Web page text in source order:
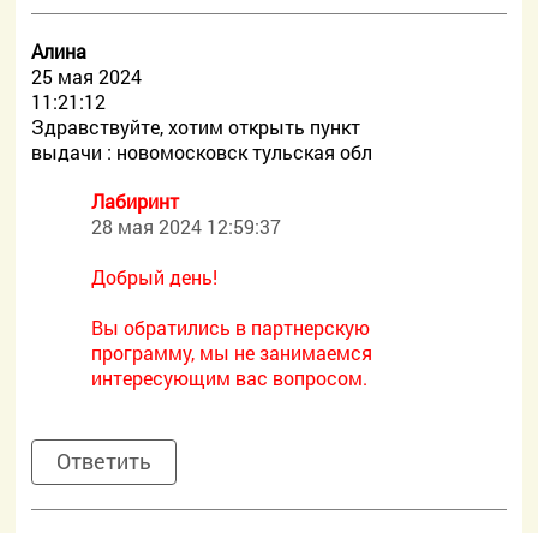
Алина
25 мая 2024
11:21:12
Здравствуйте, хотим открыть пункт
выдачи : новомосковск тульская обл
Лабиринт
28 мая 2024 12:59:37
Добрый день!
Вы обратились в партнерскую
программу, мы не занимаемся
интересующим вас вопросом.
Ответить